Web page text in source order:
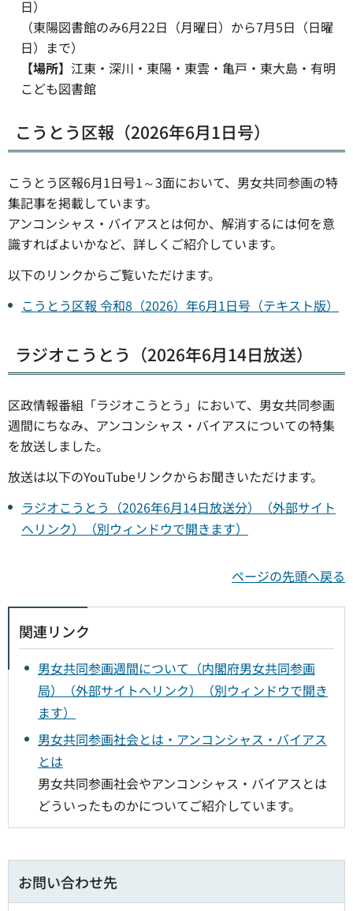
日）
（東陽図書館のみ6月22日（月曜日）から7月5日（日曜
日）まで）
【場所】 江東・深川・東陽・東雲・亀戸・東大島・有明
こども図書館
こうとう区報（2026年6月1日号）
こうとう区報6月1日号1～3面において、男女共同参画の特
集記事を掲載しています。
アンコンシャス・バイアスとは何か、解消するには何を意
識すればよいかなど、詳しくご紹介しています。
以下のリンクからご覧いただけます。
こうとう区報 令和8（2026）年6月1日号（テキスト版）
ラジオこうとう（2026年6月14日放送）
区政情報番組「ラジオこうとう」において、男女共同参画
週間にちなみ、アンコンシャス・バイアスについての特集
を放送しました。
放送は以下のYouTubeリンクからお聞きいただけます。
ラジオこうとう（2026年6月14日放送分）（外部サイト
へリンク）（別ウィンドウで開きます）
ページの先頭へ戻る
関連リンク
男女共同参画週間について（内閣府男女共同参画
局）（外部サイトへリンク）（別ウィンドウで開き
ます）
男女共同参画社会とは・アンコンシャス・バイアス
とは
男女共同参画社会やアンコンシャス・バイアスとは
どういったものかについてご紹介しています。
お問い合わせ先